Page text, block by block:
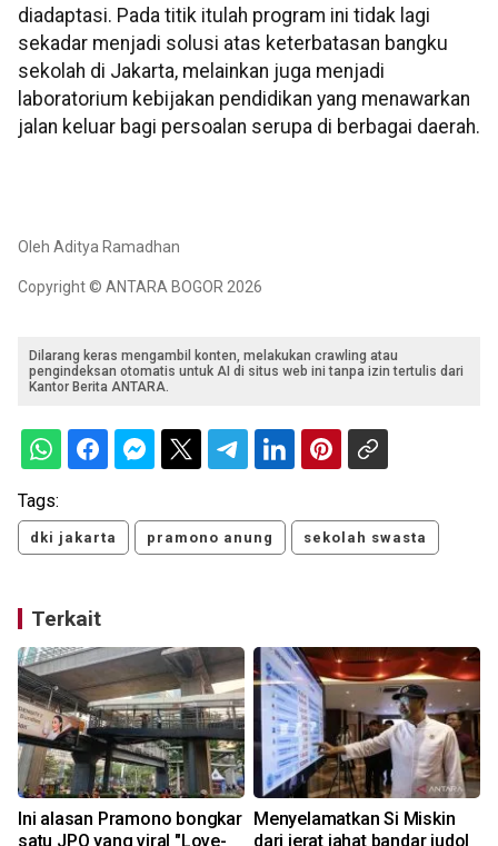
diadaptasi. Pada titik itulah program ini tidak lagi
sekadar menjadi solusi atas keterbatasan bangku
sekolah di Jakarta, melainkan juga menjadi
laboratorium kebijakan pendidikan yang menawarkan
jalan keluar bagi persoalan serupa di berbagai daerah.
Oleh Aditya Ramadhan
Copyright © ANTARA BOGOR 2026
Dilarang keras mengambil konten, melakukan crawling atau
pengindeksan otomatis untuk AI di situs web ini tanpa izin tertulis dari
Kantor Berita ANTARA.
Tags:
dki jakarta pramono anung sekolah swasta
Terkait
Ini alasan Pramono bongkar
satu JPO yang viral "Love-
Menyelamatkan Si Miskin
dari jerat jahat bandar judol